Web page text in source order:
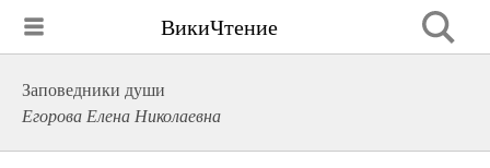
ВикиЧтение
Заповедники души
Егорова Елена Николаевна